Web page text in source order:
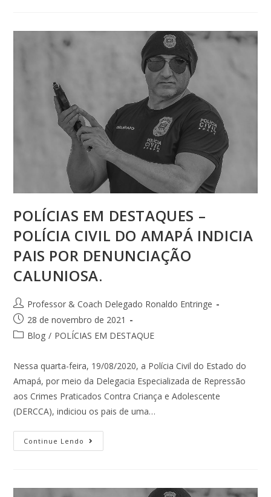
POLÍCIAS EM DESTAQUES –
POLÍCIA CIVIL DO AMAPÁ INDICIA
PAIS POR DENUNCIAÇÃO
CALUNIOSA.
Professor & Coach Delegado Ronaldo Entringe
28 de novembro de 2021
Blog / POLÍCIAS EM DESTAQUE
Nessa quarta-feira, 19/08/2020, a Polícia Civil do Estado do
Amapá, por meio da Delegacia Especializada de Repressão
aos Crimes Praticados Contra Criança e Adolescente
(DERCCA), indiciou os pais de uma…
Continue Lendo